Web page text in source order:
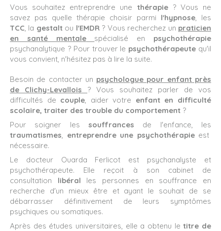
Vous souhaitez entreprendre une thérapie? Vous ne
savez pas quelle thérapie choisir parmi l'hypnose, les
TCC, la gestalt ou l'EMDR? Vous recherchez un praticien
en santé mentale
spécialisé en psychothérapie
psychanalytique ? Pour trouver le psychothérapeute qu'il
vous convient, n'hésitez pas à lire la suite.
Besoin de contacter un psychologue pour enfant près
de Clichy-Levallois ? Vous souhaitez parler de vos
difficultés de couple, aider votre enfant en difficulté
scolaire, traiter des trouble du comportement ?
Pour soigner les souffrances de l'enfance, les
traumatismes, entreprendre une psychothérapie est
nécessaire.
Le docteur Ouarda Ferlicot est psychanalyste et
psychothérapeute. Elle reçoit à son cabinet de
consultation libéral les personnes en souffrance en
recherche d'un mieux être et ayant le souhait de se
débarrasser définitivement de leurs symptômes
psychiques ou somatiques.
Après des études universitaires, elle a obtenu letitre de